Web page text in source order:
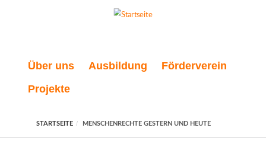
Über uns Ausbildung
Förderverein
Projekte
STARTSEITE MENSCHENRECHTE GESTERN UND HEUTE